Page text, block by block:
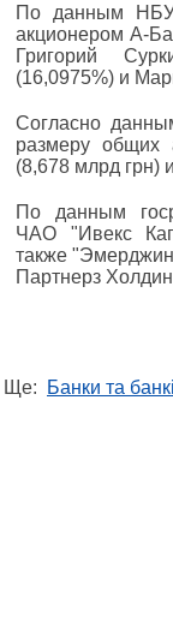
По данным НБУ
акционером А-
Григорий
(16,0975%) и
Согласно
размеру общих
(8,678 млрд грн)
По данным
ЧАО "Ивекс
также
Партнерз
Ще: Банки та